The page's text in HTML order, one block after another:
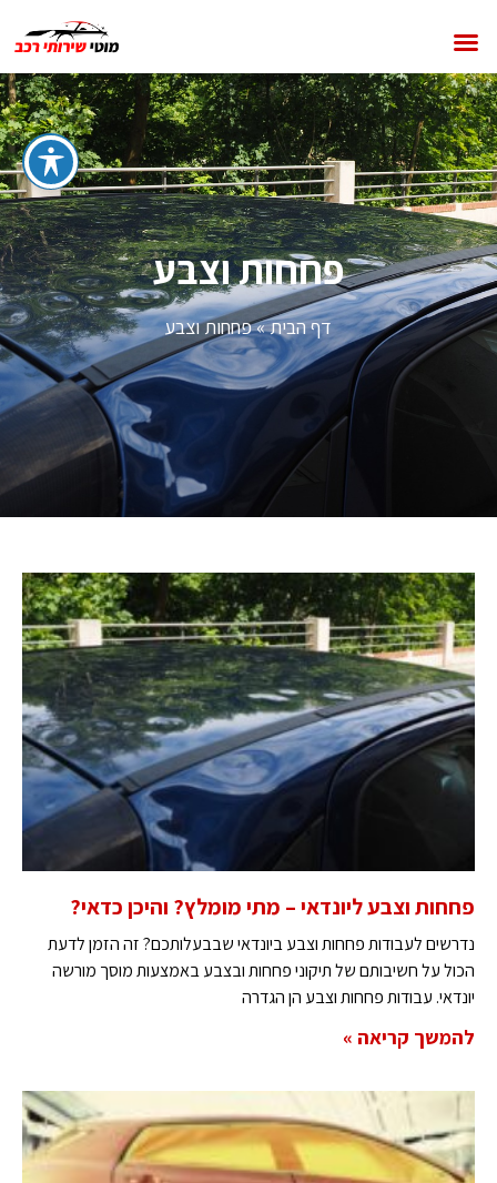
פחחות וצבע
דף הבית»פחחות וצבע
פחחות וצבע ליונדאי – מתי מומלץ? והיכן כדאי?
נדרשים לעבודות פחחות וצבע ביונדאי שבבעלותכם? זה הזמן לדעת
הכול על חשיבותם של תיקוני פחחות ובצבע באמצעות מוסך מורשה
יונדאי. עבודות פחחות וצבע הן הגדרה
להמשך קריאה »